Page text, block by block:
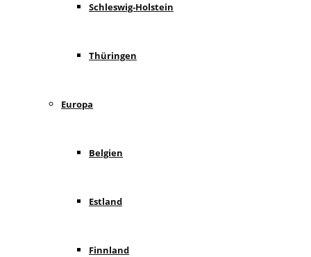
Schleswig-Holstein
Thüringen
Europa
Belgien
Estland
Finnland